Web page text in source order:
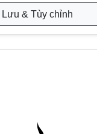
Lưu & Tùy chỉnh